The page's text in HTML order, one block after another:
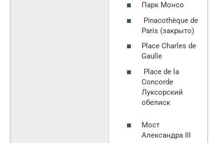
Парк Монсо
Pinacothèque de
Paris (закрыто)
Place Charles de
Gaulle
Place de la
Concorde
Луксорский
обелиск
Мост
Александра III